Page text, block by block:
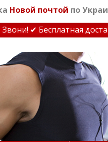
Новой почтой по
✔ Бесплатная